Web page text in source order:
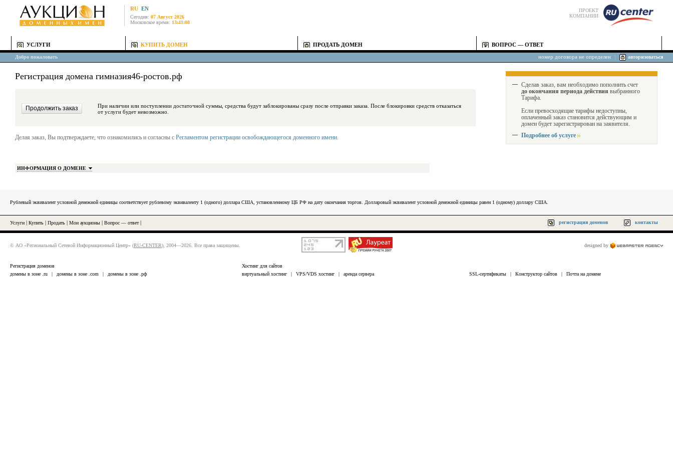
RU EN
Сегодня: 07 Август 2026
Московское время: 13:41:08
ПРОЕКТ
КОМПАНИИ
УСЛУГИ КУПИТЬ ДОМЕН ПРОДАТЬ ДОМЕН ВОПРОС — ОТВЕТ
Добро пожаловать номер договора не определен авторизоваться
Регистрация домена гимназия46-ростов.рф
При наличии или поступлении достаточной суммы, средства будут заблокированы сразу после отправки заказа. После блокировки средств отказаться
от услуги будет невозможно.
Делая заказ, Вы подтверждаете, что ознакомились и согласны с Регламентом регистрации освобождающегося доменного имени.
ИНФОРМАЦИЯ О ДОМЕНЕ
Сделав заказ, вам необходимо пополнить счет
до окончания периода действия выбранного
Тарифа.
Если превосходящие тарифы недоступны,
оплаченный заказ становится действующим и
домен будет зарегистрирован на заявителя.
Подробнее об услуге
Рублевый эквивалент условной денежной единицы соответствует рублевому эквиваленту 1 (одного) доллара США, установленному ЦБ РФ на дату окончания торгов. Долларовый эквивалент условной денежной единицы равен 1 (одному) доллару США.
Услуги Купить Продать Мои аукционы Вопрос — ответ| регистрация доменов контакты
© АО «Региональный Сетевой Информационный Центр» (RU-CENTER), 2004—2026. Все права защищены. designed by
Регистрация доменов
домены в зоне .ru
| домены в зоне .com | домены в зоне .рф
Хостинг для сайтов
виртуальный хостинг
| VPS/VDS хостинг | аренда сервера SSL-сертификаты | Конструктор сайтов | Почта на домене